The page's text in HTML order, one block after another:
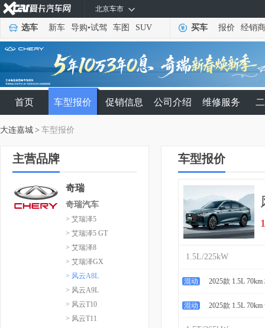
北京车市
选车 新车 导购•试驾 车图 SUV 买车 报价 经销商
首页 车型报价 促销信息 公司介绍 维修服务
大连嘉城 > 车型报价
主营品牌
奇瑞
奇瑞汽车
> 艾瑞泽5
> 艾瑞泽5 GT
> 艾瑞泽8
> 艾瑞泽GX
> 风云A8L
> 风云A9L
> 风云T10
> 风云T11
车型报价
1.5L/225kW
混动 2025款 1.5L
混动 2025款 1.5L